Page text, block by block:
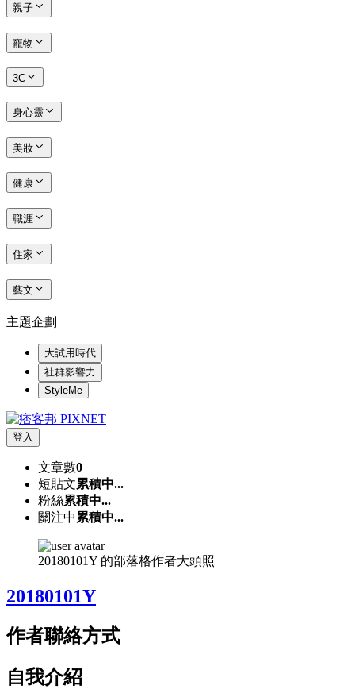
親子
寵物
3C
身心靈
美妝
健康
職涯
住家
藝文
主題企劃
大試用時代
社群影響力
StyleMe
登入
文章數0
短貼文累積中...
粉絲累積中...
關注中 累積中...
20180101Y 的部落格作者大頭照
20180101Y
作者聯絡方式
自我介紹